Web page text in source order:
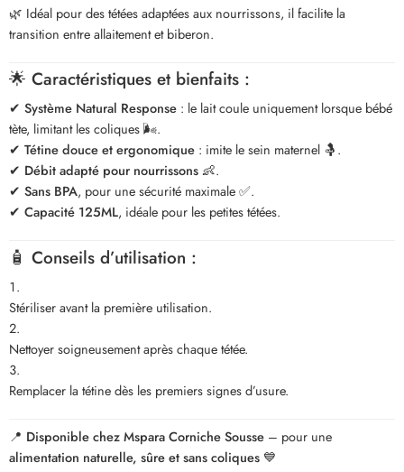
🌿 Idéal pour des tétées adaptées aux nourrissons, il facilite la
transition entre allaitement et biberon.
🌟 Caractéristiques et bienfaits :
✔ Système Natural Response : le lait coule uniquement lorsque bébé
tète, limitant les coliques 🌬️.
✔ Tétine douce et ergonomique : imite le sein maternel 🤱.
✔ Débit adapté pour nourrissons 👶.
✔ Sans BPA, pour une sécurité maximale ✅.
✔ Capacité 125ML, idéale pour les petites tétées.
🧴 Conseils d’utilisation :
Stériliser avant la première utilisation.
Nettoyer soigneusement après chaque tétée.
Remplacer la tétine dès les premiers signes d’usure.
📍 Disponible chez Mspara Corniche Sousse – pour une
alimentation naturelle, sûre et sans coliques 💙